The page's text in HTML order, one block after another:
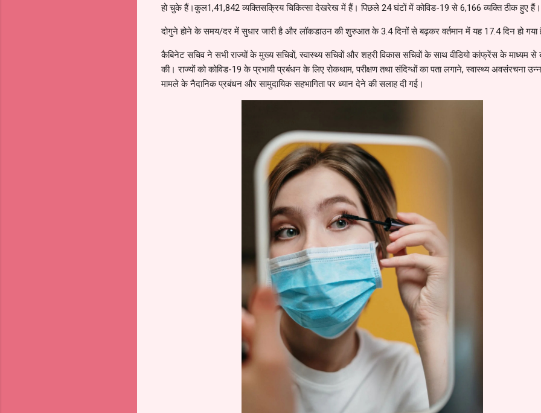
हो चुके हैं।कुल1,41,842 व्यक्तिसक्रिय चिकित्सा देखरेख में हैं। पिछले 24 घंटों में कोविड-19 से 6,166 व्यक्ति ठीक हुए हैं।
दोगुने होने के समय/दर में सुधार जारी है और लॉकडाउन की शुरुआत के 3.4 दिनों से बढ़कर वर्तमान में यह 17.4 दिन हो गया
कैबिनेट सचिव ने सभी राज्यों के मुख्य सचिवों, स्वास्थ्य सचिवों और शहरी विकास सचिवों के साथ वीडियो कांफ्रेंस के माध्यम से
की। राज्यों को कोविड-19 के प्रभावी प्रबंधन के लिए रोकथाम, परीक्षण तथा संदिग्धों का पता लगाने, स्वास्थ्य अवसंरचना
मामले के नैदानिक प्रबंधन और सामुदायिक सहभागिता पर ध्यान देने की सलाह दी गई।